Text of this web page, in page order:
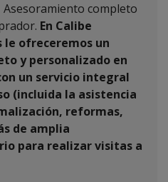
completo
En Calibe
le ofreceremos un
y personalizado en
un servicio integral
(incluida la asistencia
reformas,
de amplia
para realizar visitas a